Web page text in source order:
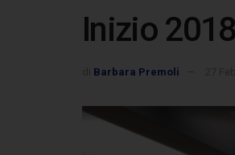
Inizio
Barbara Premoli